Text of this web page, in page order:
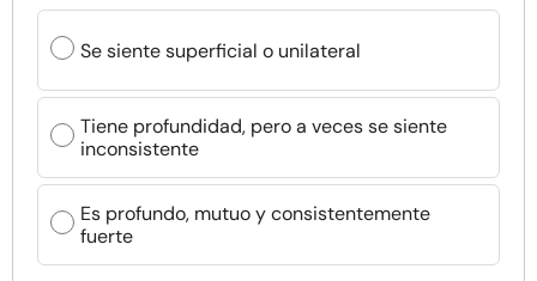
Se siente superficial o unilateral
Tiene profundidad, pero a veces se siente
inconsistente
Es profundo, mutuo y consistentemente
fuerte